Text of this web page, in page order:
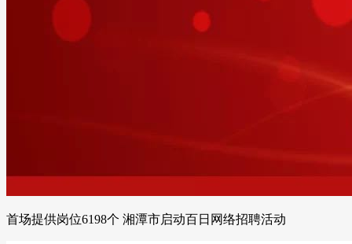
首场提供岗位6198个 湘潭市启动百日网络招聘活动